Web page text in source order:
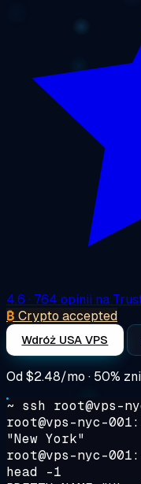
4.6 · 764 opinii na
₿ Crypto accepted
Wdróż USA VPS
Od$2.48/mo · 50%
~ ssh root@vps-
root@vps-nyc-
"New York"
root@vps-nyc-
head -1